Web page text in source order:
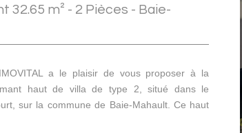
32.65 m² - 2 Pièces - Baie-
a le plaisir de vous proposer à la
haut de villa de type 2, situé dans le
sur la commune de Baie-Mahault. Ce haut